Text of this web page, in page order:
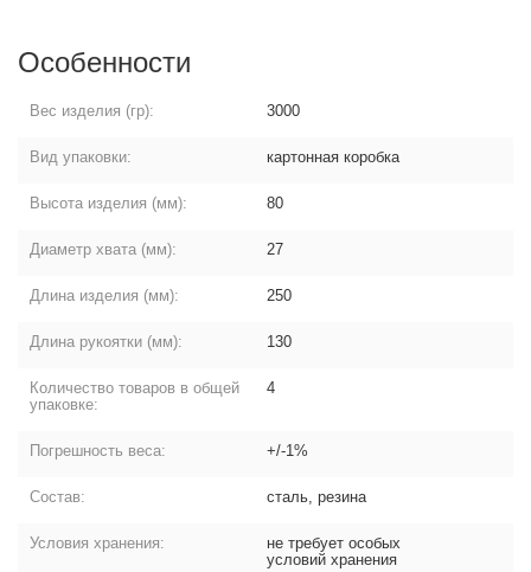
Особенности
Вес изделия (гр): 3000
Вид упаковки: картонная коробка
Высота изделия (мм): 80
Диаметр хвата (мм): 27
Длина изделия (мм): 250
Длина рукоятки (мм): 130
Количество товаров в общей
упаковке:
4
Погрешность веса: +/-1%
Состав: сталь, резина
Условия хранения:
не требует особых
условий хранения